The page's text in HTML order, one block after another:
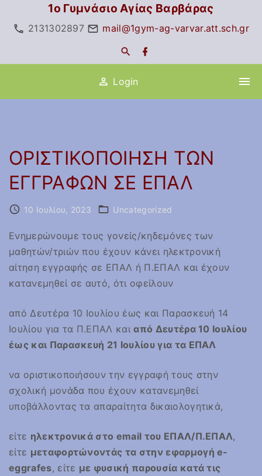
c
1ο Γυμνάσιο Αγίας Βαρβάρας
2131302897
mail@1gym-ag-varvar.att.sch.gr
o
Login
ΟΡΙΣΤΙΚΟΠΟΙΗΣΗ ΤΩΝ
ΕΓΓΡΑΦΩΝ ΣΕ ΕΠΑΛ
10 Ιουλίου, 2023 Uncategorized
Ενημερώνουμε τους γονείς/κηδεμόνες των
μαθητών/τριών που έχουν κάνει ηλεκτρονική
αίτηση εγγραφής σε ΕΠΑΛ ή Π.ΕΠΑΛ και έχουν
κατανεμηθεί σε αυτό, ότι οφείλουν
από Δευτέρα 10 Ιουλίου έως και Παρασκευή 14
Ιουλίου για τα Π.ΕΠΑΛ καιαπό Δευτέρα 10 Ιουλίου
έως και Παρασκευή 21 Ιουλίου για τα ΕΠΑΛ
να οριστικοποιήσουν την εγγραφή τους στην
σχολική μονάδα που έχουν κατανεμηθεί
υποβάλλοντας τα απαραίτητα δικαιολογητικά,
είτε ηλεκτρονικά στο email του ΕΠΑΛ/Π.ΕΠΑΛ,
είτε μεταφορτώνοντάς τα στην εφαρμογή e-
eggrafes, είτε με φυσική παρουσία κατά τις